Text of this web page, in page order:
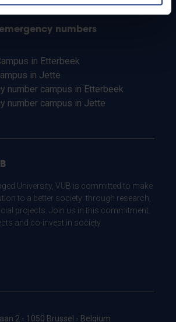
numbers
in Etterbeek
in Jette
number campus in Etterbeek
number campus in Jette
University, VUB is committed to make
to a better society: through research,
projects. Join us in this commitment.
and co-invest in society.
2 - 1050 Brussel - Belgium